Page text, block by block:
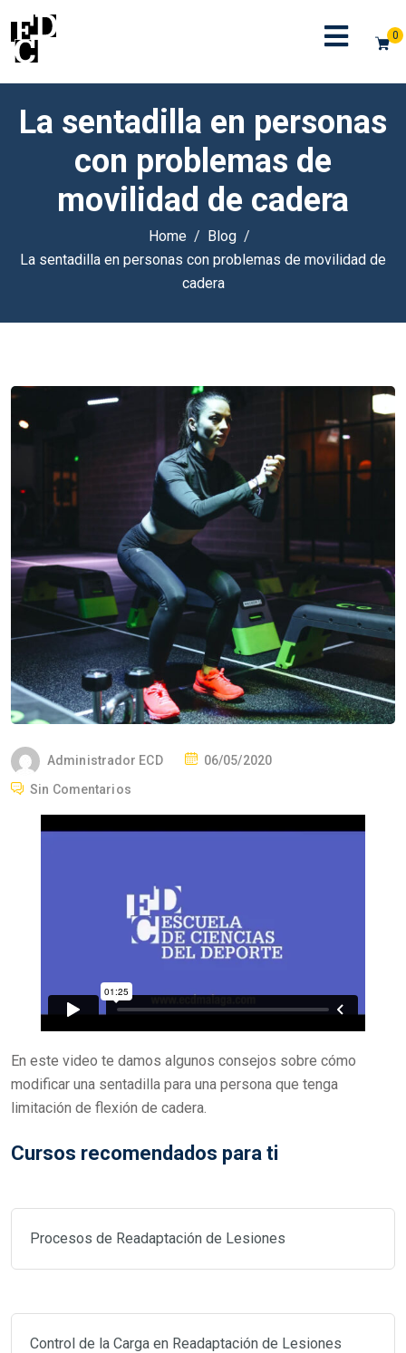
0
La sentadilla en personas
con problemas de
movilidad de cadera
Home
Blog
La sentadilla en personas con problemas de movilidad de
cadera
Administrador ECD
P
T
N
06/05/2020
Sin Comentarios
En este video te damos algunos consejos sobre cómo
modificar una sentadilla para una persona que tenga
limitación de flexión de cadera.
Cursos recomendados para ti
Procesos de Readaptación de Lesiones
Control de la Carga en Readaptación de Lesiones